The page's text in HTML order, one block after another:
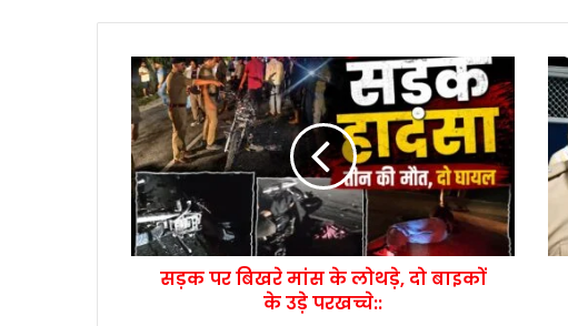
सड़क पर बिखरे मांस के लोथड़े, दो बाइकों
के उड़े परखच्चे::